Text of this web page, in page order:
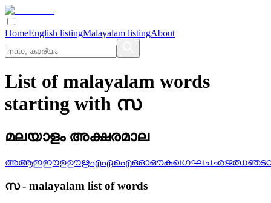
HomeEnglish listingMalayalam listingAbout
List of malayalam words
starting with സ
മലയാളം അക്ഷരമാല
അആഇഈഉഊഋഎഏഐഒഓഔകഖഗഘചഛജഝഞട
സ- malayalam list of words